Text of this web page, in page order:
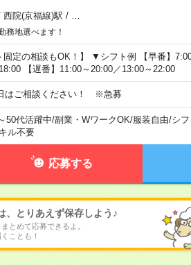
西院(京福線)駅 /
地選べます！
固定の相談もOK！】 ▼シフト例 【早番】
【遅番】11:00～20:00／13:00～22:00
はご相談ください！ ※急募
50代活躍中/副業・WワークOK/服装自由/シ
ル不要
応募する
、とりあえず保存しよう♪
とめて応募できるよ。
ことも！